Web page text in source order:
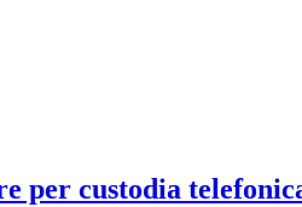
per custodia